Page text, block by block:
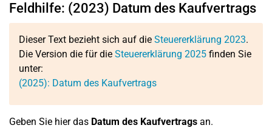
Feldhilfe: (2023) Datum des Kaufvertrags
Dieser Text bezieht sich auf die Steuererklärung 2023.
Die Version die für die Steuererklärung 2025 finden Sie
unter:
(2025): Datum des Kaufvertrags
Geben Sie hier das Datum des Kaufvertrags an.